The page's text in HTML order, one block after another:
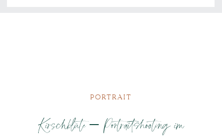
PORTRAIT
Kirschblüte – Portraitshooting im